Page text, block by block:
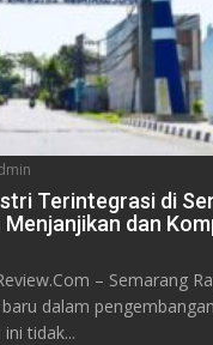
Terintegrasi di
Menjanjikan dan
– Semarang
dalam
tidak...